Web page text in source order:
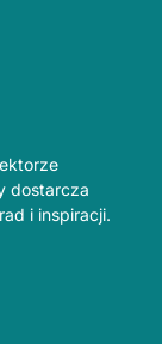
dostarcza
i inspiracji.